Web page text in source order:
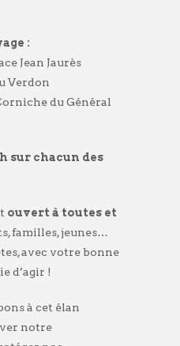
:
Jean Jaurès
Verdon
du Général
sur chacun des
ouvert à toutes et
familles, jeunes…
avec votre bonne
d’agir !
à cet élan
notre